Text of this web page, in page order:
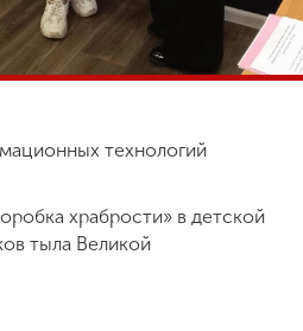
технологий
храбрости» в детской
тыла Великой